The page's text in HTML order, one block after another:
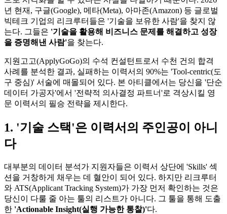
년 현재, 구글(Google), 메타(Meta), 아마존(Amazon) 등 글로벌
빅테크 기업의 리크루터들은 '기술을 보유한 사람'을 찾지 않
는다. 그들은 '기술을 활용해 비즈니스 문제를 해결하고 성장
을 증명해낸 사람'​을 찾는다.
지원고고(ApplyGoGo)의 수석 컨설턴트로서 수천 건의 합격
사례를 분석한 결과, 실패하는 이력서의 90%는 'Tool-centric(도
구 중심)' 서술에 매몰되어 있다. 본 아티클에서는 당신을 '단순
데이터 가공자'에서 '전략적 의사결정 파트너'로 격상시킬 영
문 이력서의 필승 전략을 제시한다.
1. '기술 스택'은 이력서의 주인공이 아니
다
대부분의 데이터 분석가 지원자들은 이력서 상단에 'Skills' 섹
션을 거창하게 채우는 데 혈안이 되어 있다. 하지만 리크루터
와 ATS(Applicant Tracking System)가 가장 먼저 확인하는 것은
당신이 다룰 줄 아는 툴의 리스트가 아니다. 그 툴을 통해 도출
한 'Actionable Insight(실행 가능한 통찰)'​다.